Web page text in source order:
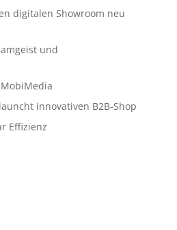
digitalen Showroom neu
und
innovativen B2B-Shop
Effizienz